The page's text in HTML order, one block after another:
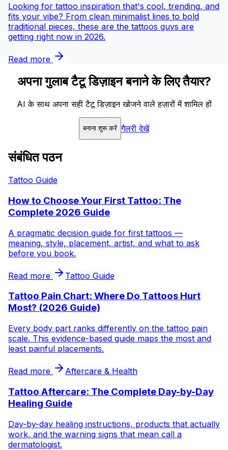
Looking for tattoo inspiration that's cool, trending, and
fits your vibe? From clean minimalist lines to bold
traditional pieces, these are the tattoos guys are
getting right now in 2026.
Read more
अपना गुलाब टैटू डिज़ाइन बनाने के लिए तैयार?
AI के साथ अपना सही टैटू डिज़ाइन खोजने वाले हज़ारों में शामिल हों
बनाना शुरू करें गैलरी देखें
संबंधित पठन
Tattoo Guide
How to Choose Your First Tattoo: The
Complete 2026 Guide
A pragmatic decision guide for first tattoos —
meaning, style, placement, artist, and what to ask
before you book.
Read more Tattoo Guide
Tattoo Pain Chart: Where Do Tattoos Hurt
Most? (2026 Guide)
Every body part ranks differently on the tattoo pain
scale. This evidence-based guide maps the most and
least painful placements.
Read more Aftercare & Health
Tattoo Aftercare: The Complete Day-by-Day
Healing Guide
Day-by-day healing instructions, products that actually
work, and the warning signs that mean call a
dermatologist.